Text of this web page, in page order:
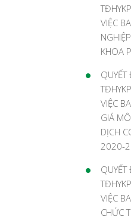
VIỆC
KHOA
VIỆC
GIÁ
DỊCH
2020-
VIỆC
CHỨC